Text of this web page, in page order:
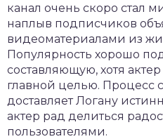
канал очень скоро стал
наплыв подписчиков
видеоматериалами из
Популярность хорошо
составляющую, хотя
главной целью. Процесс
доставляет Логану
актер рад делиться
пользователями.